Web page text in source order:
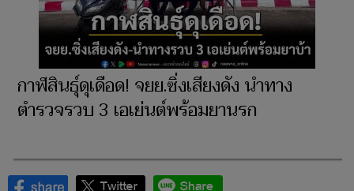
กาฬสินธุ์ดุเดือด! จยย.ซิ่งเสียงดัง นำทาง
ตำรวจรวบ 3 เอเย่นต์พร้อมยานรก